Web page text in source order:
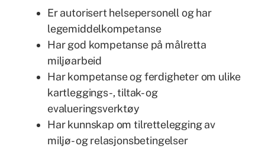
Er autorisert helsepersonell og har
legemiddelkompetanse
Har god kompetanse på målretta
miljøarbeid
Har kompetanse og ferdigheter om ulike
kartleggings-, tiltak- og
evalueringsverktøy
Har kunnskap om tilrettelegging av
miljø- og relasjonsbetingelser